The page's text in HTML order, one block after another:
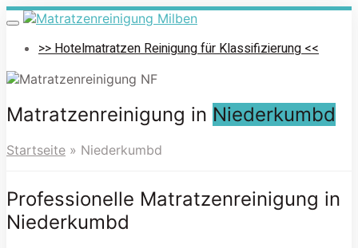
Skip
to
main
Toggle
navigation>> Hotelmatratzen Reinigung für Klassifizierung <<
Matratzenreinigung in Niederkumbd
Startseite » Niederkumbd
Professionelle Matratzenreinigung in
Niederkumbd